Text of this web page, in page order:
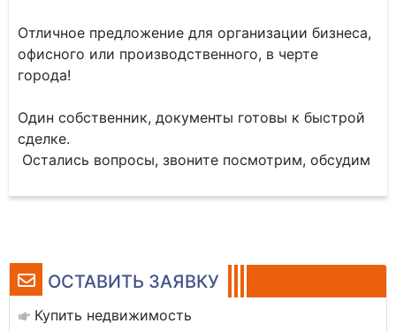
ОСТАВИТЬ ЗАЯВКУ
Купить недвижимость
Отличное предложение для организации бизнеса,
офисного или производственного, в черте
города!
Один собственник, документы готовы к быстрой
сделке.
Остались вопросы, звоните посмотрим, обсудим